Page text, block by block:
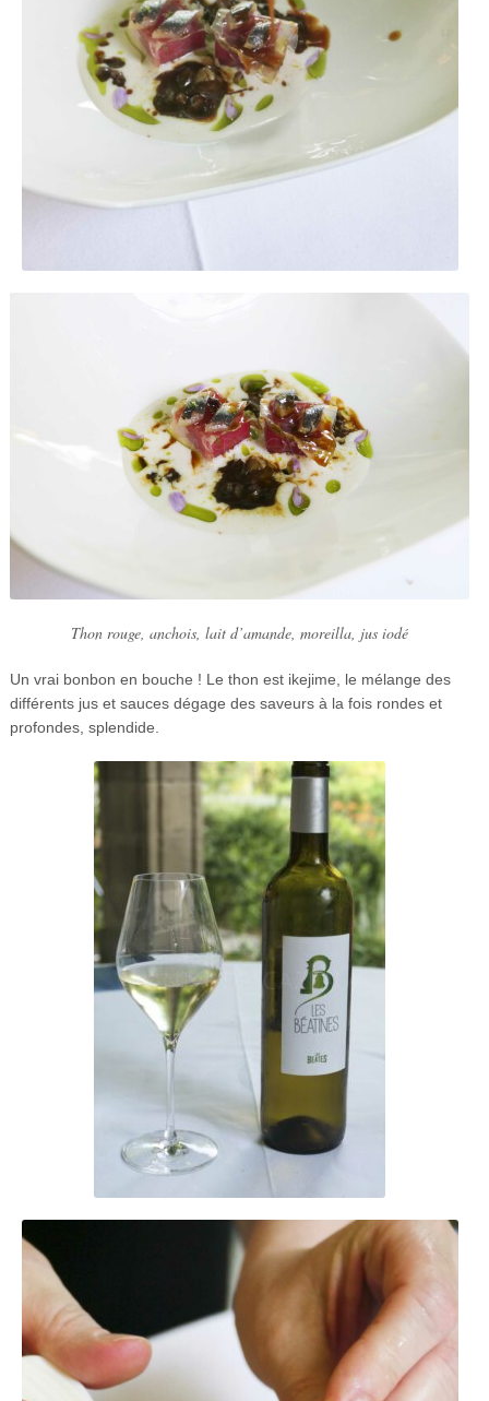
Thon rouge, anchois, lait d’amande, moreilla, jus iodé
Un vrai bonbon en bouche ! Le thon est ikejime, le mélange des
différents jus et sauces dégage des saveurs à la fois rondes et
profondes, splendide.